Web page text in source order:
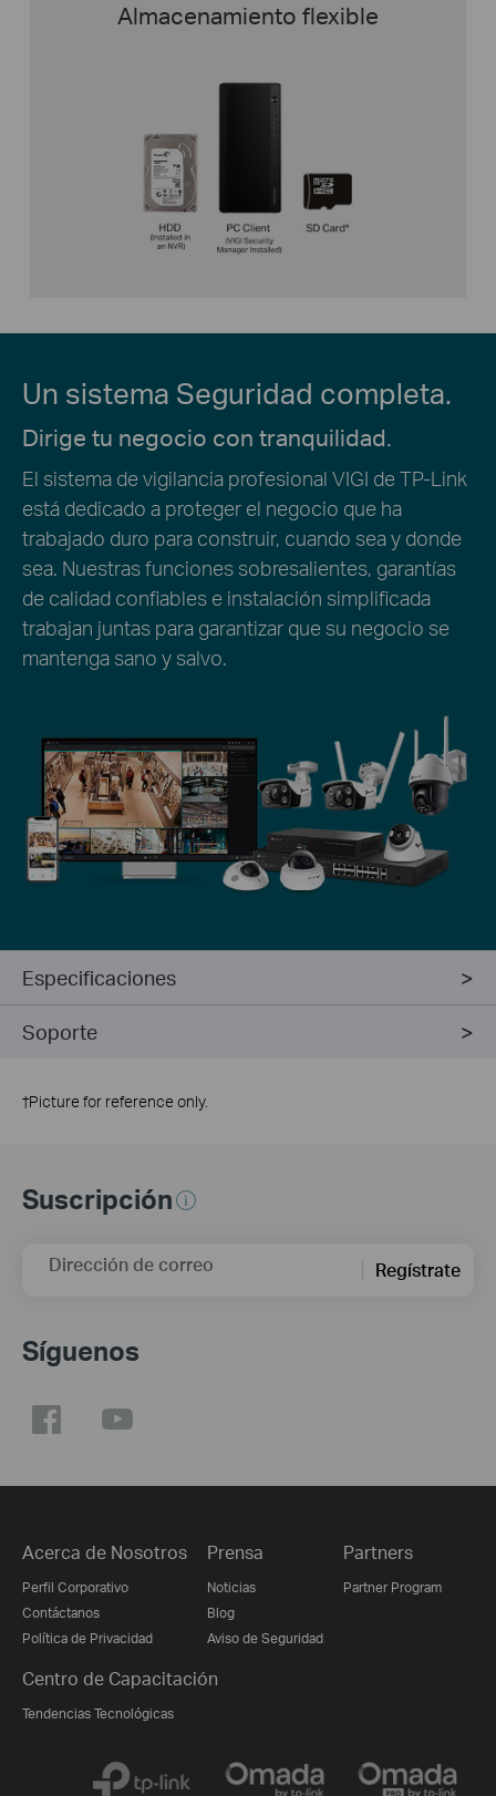
Almacenamiento flexible
Un sistema Seguridad completa.
Dirige tu negocio con tranquilidad.
El sistema de vigilancia profesional VIGI de TP-Link
está dedicado a proteger el negocio que ha
trabajado duro para construir, cuando sea y donde
sea. Nuestras funciones sobresalientes, garantías
de calidad confiables e instalación simplificada
trabajan juntas para garantizar que su negocio se
mantenga sano y salvo.
Especificaciones
Soporte
†Picture for reference only.
Suscripción
Dirección de correo Regístrate
Síguenos
Acerca de Nosotros
Perfil Corporativo
Contáctanos
Política de Privacidad
Prensa
Noticias
Blog
Aviso de Seguridad
Partners
Partner Program
Centro de Capacitación
Tendencias Tecnológicas